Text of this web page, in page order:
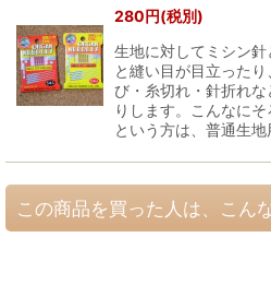
280円(税別)
生地に対してミシン
と縫い目が目立った
び・糸切れ・針折れ
りします。こんなに
という方は、普通生
この商品を買った人は、こん